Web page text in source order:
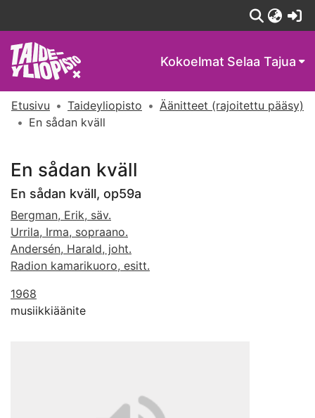
Kokoelmat Selaa Tajua
Etusivu Taideyliopisto
Äänitteet (rajoitettu pääsy)
En sådan kväll
En sådan kväll
En sådan kväll, op59a
Bergman, Erik, säv.
Urrila, Irma, sopraano.
Andersén, Harald, joht.
Radion kamarikuoro, esitt.
1968
musiikkiäänite